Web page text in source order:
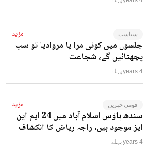
سیاست مزید
جلسوں میں کوئی مرا یا مروادیا تو سب
پچھتائیں گے، شجاعت
4 years پہلے
قومی خبریں مزید
سندھ ہاؤس اسلام آباد میں 24 ایم این
ایز موجود ہیں، راجہ ریاض کا انکشاف
4 years پہلے